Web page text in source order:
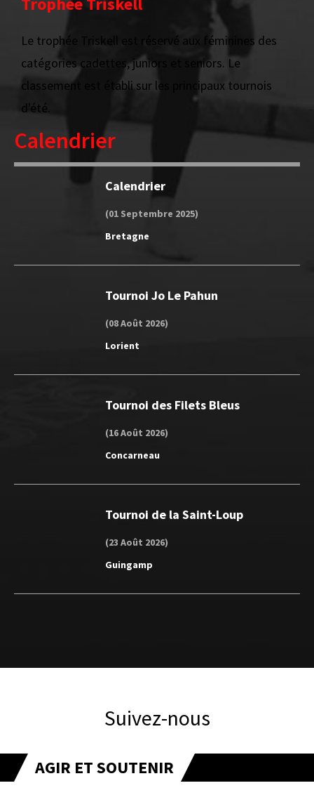
Le trophée Triskell est réservé aux féminines des
catégories cadettes, juniors et seniors. Le
classement est établi sur les principaux tournois
d'été.
Calendrier
Calendrier
(01 Septembre 2025)
Bretagne
Tournoi Jo Le Pahun
(08 Août 2026)
Lorient
Tournoi des Filets Bleus
(16 Août 2026)
Concarneau
Tournoi de la Saint-Loup
(23 Août 2026)
Guingamp
Suivez-nous
AGIR ET SOUTENIR